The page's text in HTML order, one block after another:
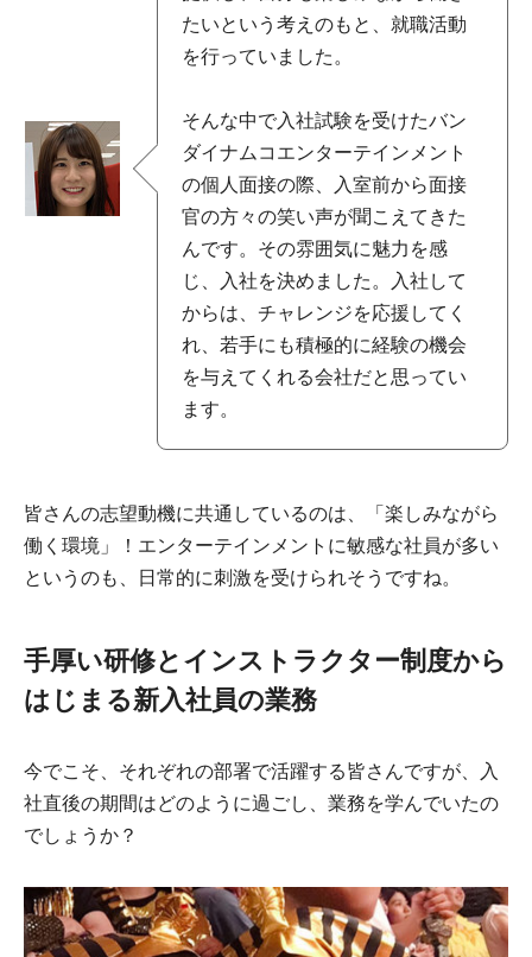
たいという考えのもと、就職活動
を行っていました。
そんな中で入社試験を受けたバン
ダイナムコエンターテインメント
の個人面接の際、入室前から面接
官の方々の笑い声が聞こえてきた
んです。その雰囲気に魅力を感
じ、入社を決めました。入社して
からは、チャレンジを応援してく
れ、若手にも積極的に経験の機会
を与えてくれる会社だと思ってい
ます。
皆さんの志望動機に共通しているのは、「楽しみながら
働く環境」！エンターテインメントに敏感な社員が多い
というのも、日常的に刺激を受けられそうですね。
手厚い研修とインストラクター制度から
はじまる新入社員の業務
今でこそ、それぞれの部署で活躍する皆さんですが、入
社直後の期間はどのように過ごし、業務を学んでいたの
でしょうか？